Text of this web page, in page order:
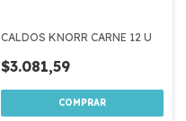
CALDOS KNORR CARNE 12 U
$3.081,59